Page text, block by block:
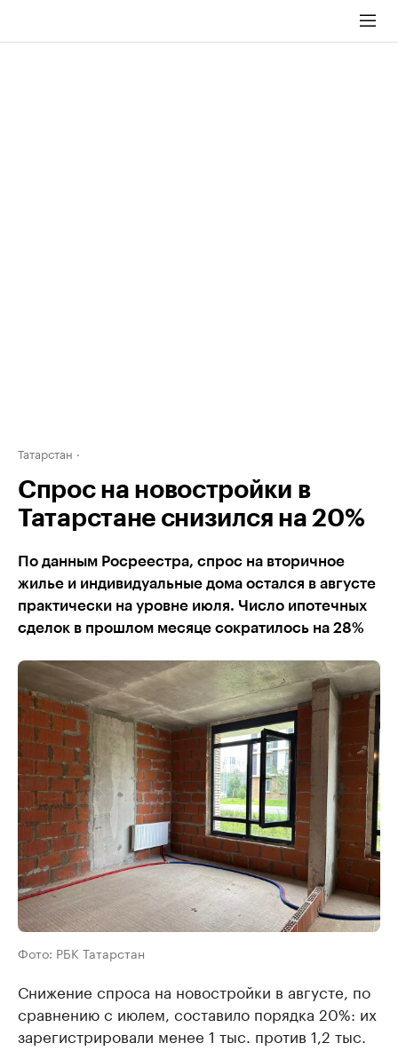
Татарстан
Спрос на новостройки в
Татарстане снизился на 20%
По данным Росреестра, спрос на вторичное
жилье и индивидуальные дома остался в августе
практически на уровне июля. Число ипотечных
сделок в прошлом месяце сократилось на 28%
Фото: РБК Татарстан
Снижение спроса на новостройки в августе, по
сравнению с июлем, составило порядка 20%: их
зарегистрировали менее 1 тыс. против 1,2 тыс.